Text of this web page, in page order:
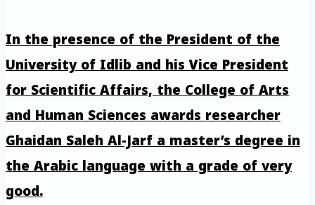
In the presence of the President of the
University of Idlib and his Vice President
for Scientific Affairs, the College of Arts
and Human Sciences awards researcher
Ghaidan Saleh Al-Jarf a master’s degree in
the Arabic language with a grade of very
good.